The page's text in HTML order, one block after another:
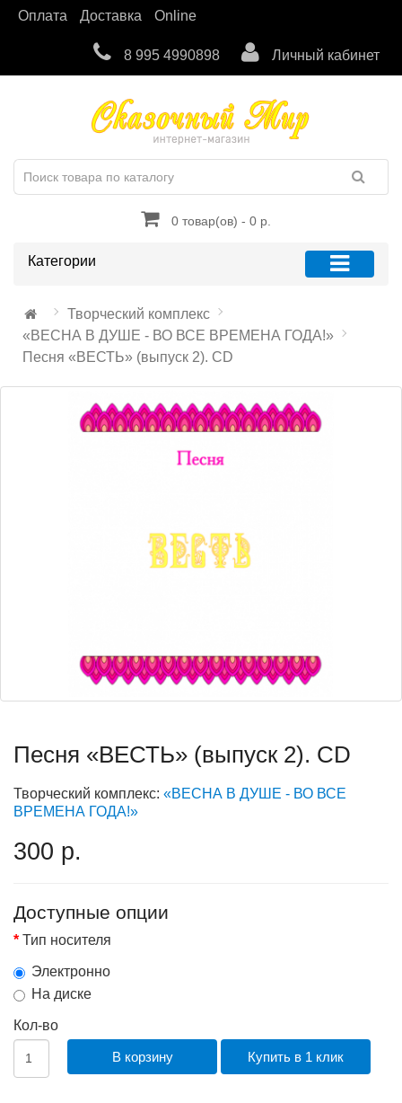
Оплата Доставка Online
8 995 4990898 Личный кабинет
0 товар(ов) - 0 р.
Категории
Творческий комплекс
«ВЕСНА В ДУШЕ - ВО ВСЕ ВРЕМЕНА ГОДА!»
Песня «ВЕСТЬ» (выпуск 2). CD
Песня «ВЕСТЬ» (выпуск 2). CD
Творческий комплекс: «ВЕСНА В ДУШЕ - ВО ВСЕ
ВРЕМЕНА ГОДА!»
300 р.
Доступные опции
Тип носителя
Электронно
На диске
Кол-во
В корзину Купить в 1 клик